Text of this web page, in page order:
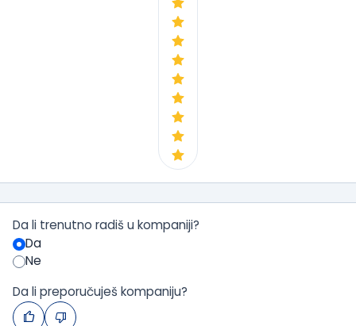
Da li trenutno radiš u kompaniji?
Da
Ne
Da li preporučuješ kompaniju?